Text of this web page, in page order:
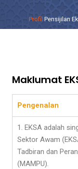
Profil Pensijilan
Maklumat
Pengenalan
1. EKSA adalah
Sektor Awam
Tadbiran dan
(MAMPU).